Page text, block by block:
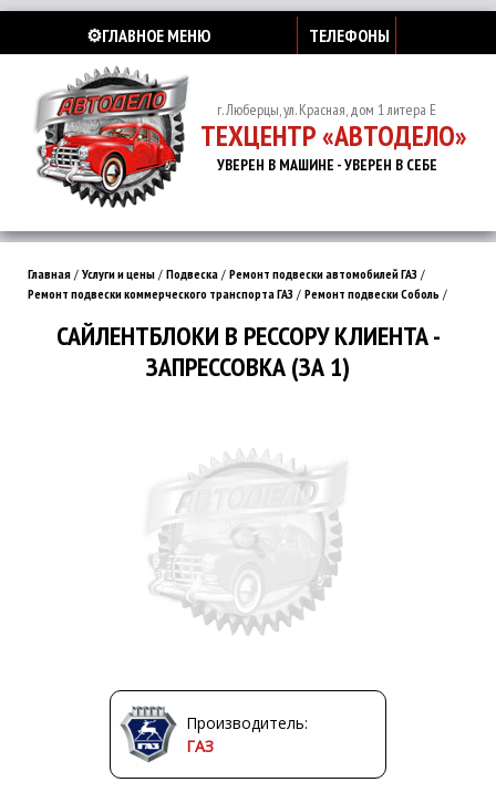
⚙️ГЛАВНОЕ МЕНЮ ТЕЛЕФОНЫ
г. Люберцы, ул. Красная, дом 1 литера Е
ТЕХЦЕНТР «АВТОДЕЛО»
УВЕРЕН В МАШИНЕ - УВЕРЕН В СЕБЕ
Главная / Услуги и цены / Подвеска / Ремонт подвески автомобилей ГАЗ /
Ремонт подвески коммерческого транспорта ГАЗ / Ремонт подвески Соболь /
САЙЛЕНТБЛОКИ В РЕССОРУ КЛИЕНТА -
ЗАПРЕССОВКА (ЗА 1)
Производитель:
ГАЗ